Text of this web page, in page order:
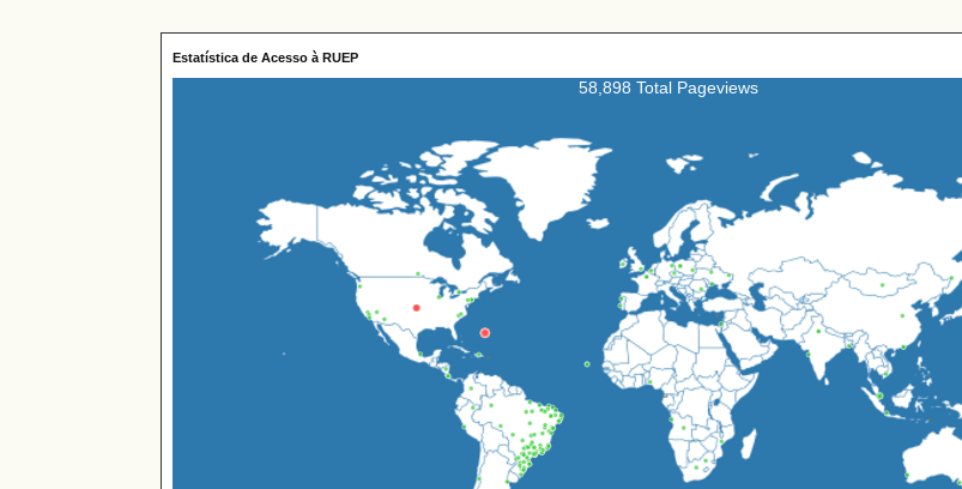
Estatística de Acesso à RUEP
58,898 Total Pageviews